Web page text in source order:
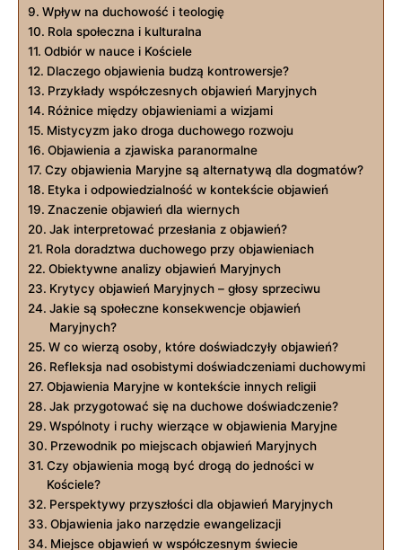
Wpływ ‍na duchowość i⁤ teologię
Rola społeczna⁣ i kulturalna
Odbiór w nauce i Kościele
Dlaczego objawienia budzą kontrowersje?
Przykłady współczesnych objawień Maryjnych
Różnice między objawieniami a wizjami
Mistycyzm ⁣jako ​droga⁤ duchowego rozwoju
Objawienia a zjawiska paranormalne
Czy objawienia Maryjne‌ są alternatywą dla​ dogmatów?
Etyka i⁢ odpowiedzialność w kontekście objawień
Znaczenie objawień dla wiernych
Jak interpretować przesłania ⁤z ‌objawień?
Rola doradztwa duchowego ​przy objawieniach
Obiektywne analizy⁤ objawień Maryjnych
Krytycy objawień Maryjnych – głosy sprzeciwu
Jakie ⁣są⁢ społeczne ⁢konsekwencje objawień
Maryjnych?
W co wierzą osoby, które doświadczyły objawień?
Refleksja nad ⁣osobistymi doświadczeniami ‌duchowymi
Objawienia Maryjne w kontekście⁣ innych religii
Jak przygotować się na duchowe ⁤doświadczenie?
Wspólnoty i ruchy⁣ wierzące ‍w ⁤objawienia Maryjne
Przewodnik po miejscach objawień Maryjnych
Czy objawienia ​mogą być drogą do jedności w
‍Kościele?
Perspektywy przyszłości dla objawień ⁢Maryjnych
Objawienia jako narzędzie ewangelizacji
Miejsce objawień w współczesnym świecie